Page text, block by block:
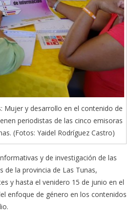
Mujer y desarrollo en el contenido de
periodistas de las cinco emisoras
(Fotos: Yaidel Rodríguez Castro)
y de investigación de las
de la provincia de Las Tunas,
y hasta el venidero 15 de junio en el
enfoque de género en los contenidos